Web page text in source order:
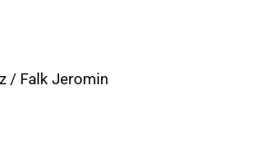
/ Falk Jeromin